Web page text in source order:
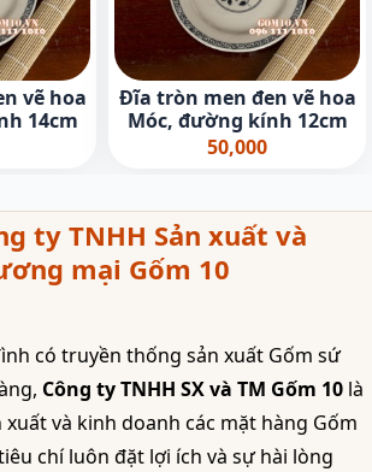
vẽ hoa
14cm
Đĩa tròn men đen vẽ hoa
Móc, đường kính 12cm
50,000
ty TNHH Sản xuất và
mại Gốm 10
có truyền thống sản xuất Gốm sứ
Công ty TNHH SX và TM Gốm 10 là
và kinh doanh các mặt hàng Gốm
chí luôn đặt lợi ích và sự hài lòng